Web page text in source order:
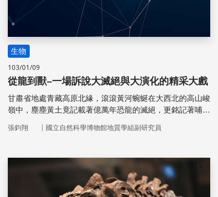
生物
103/01/09
從龍到獸–一場訴說大滅絕與大演化的精采大戲
甘肅省地處青藏高原北緣，滾滾黃河蜿蜒在大西北的高山峻
嶺中，塵塵黃土竟記載著億萬年恐龍的滅絕，更銘記著哺乳
張鈞翔 ｜ 國立自然科學博物館地質學組副研究員